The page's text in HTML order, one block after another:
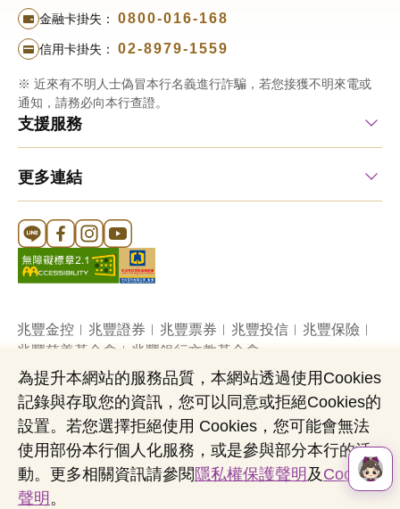
金融卡掛失： 0800-016-168
信用卡掛失： 02-8979-1559
※ 近來有不明人士偽冒本行名義進行詐騙，若您接獲不明來電或
通知，請務必向本行查證。
支援服務
更多連結
Line 官方帳號
FB 官方帳號
Instagram 官方帳號
YouTube 官方帳號
兆豐金控 兆豐證券 兆豐票券 兆豐投信
兆豐保險
兆豐慈善基金會
兆豐銀行文教基金會
網站導覽 法定公開揭露事項
機構投資人盡職治理
隱私權聲明
共同行銷專區 國內外幣清算
營業人：兆豐國際商業銀行股份有限公司
營利事業統一編號：03705903
為提升本網站的服務品質，本網站透過使用Cookies
記錄與存取您的資訊，您可以同意或拒絕Cookies的
設置。若您選擇拒絕使用 Cookies，您可能會無法
使用部份本行個人化服務，或是參與部分本行的活
動。更多相關資訊請參閱 隱私權保護聲明 及 Cookies
聲明 。